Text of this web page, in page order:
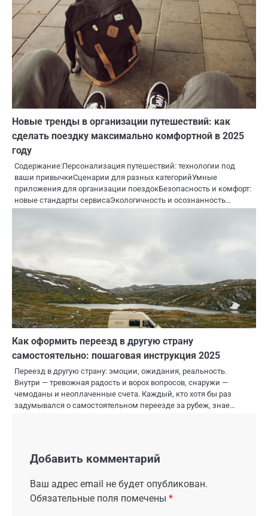
Новые тренды в организации путешествий: как
сделать поездку максимально комфортной в 2025
году
Содержание:Персонализация путешествий: технологии под
ваши привычкиСценарии для разных категорийУмные
приложения для организации поездокБезопасность и комфорт:
новые стандарты сервисаЭкологичность и осознанность…
Как оформить переезд в другую страну
самостоятельно: пошаговая инструкция 2025
Переезд в другую страну: эмоции, ожидания, реальность.
Внутри — тревожная радость и ворох вопросов, снаружи —
чемоданы и неоплаченные счета. Каждый, кто хотя бы раз
задумывался о самостоятельном переезде за рубеж, знае…
Добавить комментарий
Ваш адрес email не будет опубликован.
Обязательные поля помечены *